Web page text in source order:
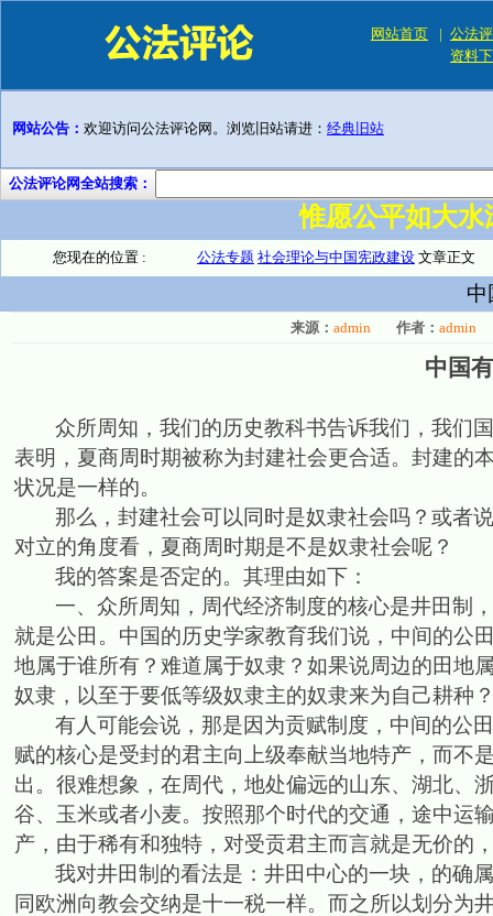
网站首页 | 公法
资料
网站公告： 欢迎访问公法评论网。浏览旧站请进： 经典旧站
公法评论网全站搜索：
惟愿公平如大
您现在的位置 : 公法专题 社会理论与中国宪政建设 文章正文
中
来源： admin 作者： admin
中国
众所周知，我们的历史教科书告诉我们，我们
表明，夏商周时期被称为封建社会更合适。封建的
状况是一样的。
那么，封建社会可以同时是奴隶社会吗？或者
对立的角度看，夏商周时期是不是奴隶社会呢？
我的答案是否定的。其理由如下：
一、众所周知，周代经济制度的核心是井田制
就是公田。中国的历史学家教育我们说，中间的公
地属于谁所有？难道属于奴隶？如果说周边的田地
奴隶，以至于要低等级奴隶主的奴隶来为自己耕种
有人可能会说，那是因为贡赋制度，中间的公
赋的核心是受封的君主向上级奉献当地特产，而不
出。很难想象，在周代，地处偏远的山东、湖北、
谷、玉米或者小麦。按照那个时代的交通，途中运
产，由于稀有和独特，对受贡君主而言就是无价的
我对井田制的看法是：井田中心的一块，的确
同欧洲向教会交纳是十一税一样。而之所以划分为